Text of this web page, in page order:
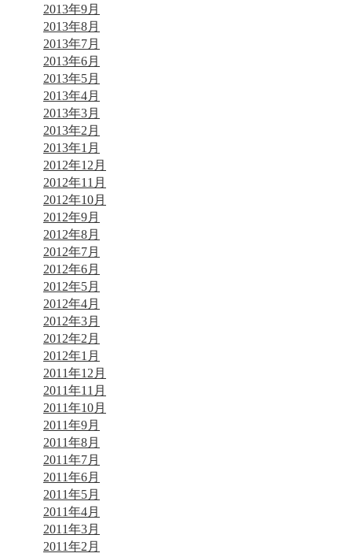
2013年9月
2013年8月
2013年7月
2013年6月
2013年5月
2013年4月
2013年3月
2013年2月
2013年1月
2012年12月
2012年11月
2012年10月
2012年9月
2012年8月
2012年7月
2012年6月
2012年5月
2012年4月
2012年3月
2012年2月
2012年1月
2011年12月
2011年11月
2011年10月
2011年9月
2011年8月
2011年7月
2011年6月
2011年5月
2011年4月
2011年3月
2011年2月